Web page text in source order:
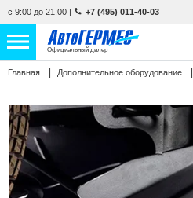
с 9:00 до 21:00 | +7 (495) 011-40-03
Официальный дилер
НОВЫЕ АВТОМОБИЛИ 4761 авто
С ПРОБЕГОМ 847 авто
СЕРВИС
УСЛУГИ
Главная Дополнительное оборудование